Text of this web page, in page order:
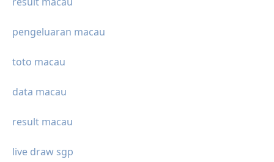
pengeluaran macau
toto macau
data macau
result macau
live draw sgp